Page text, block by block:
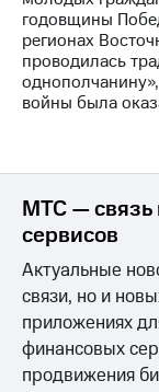
Новости
в
регионе
ПАО
годовщины
регионах
проводилась
войны была
МТС — связь
сервисов
Актуальные
связи, но и
приложениях
финансовых
продвижения